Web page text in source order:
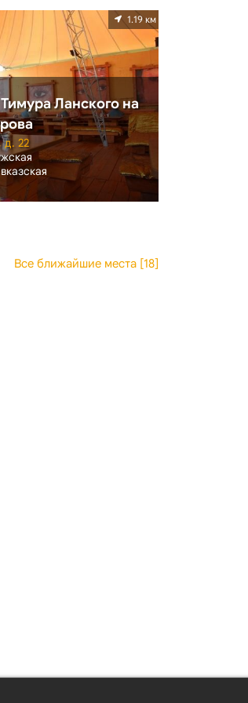
1.19 км
Ланского на
д. 22
Все ближайшие места [18]